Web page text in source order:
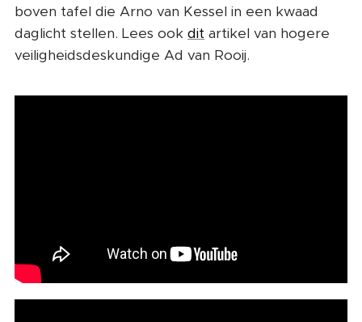
boven tafel die Arno van Kessel in een kwaad
daglicht stellen. Lees ook dit artikel van hogere
veiligheidsdeskundige Ad van Rooij.